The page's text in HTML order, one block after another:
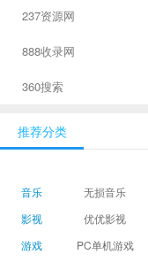
237资源网
888收录网
360搜索
推荐分类
音乐 无损音乐
影视
优优影视
游戏
PC单机游戏